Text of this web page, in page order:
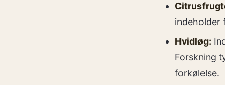
indeholder
Hvidløg:
Forskning
forkølelse.